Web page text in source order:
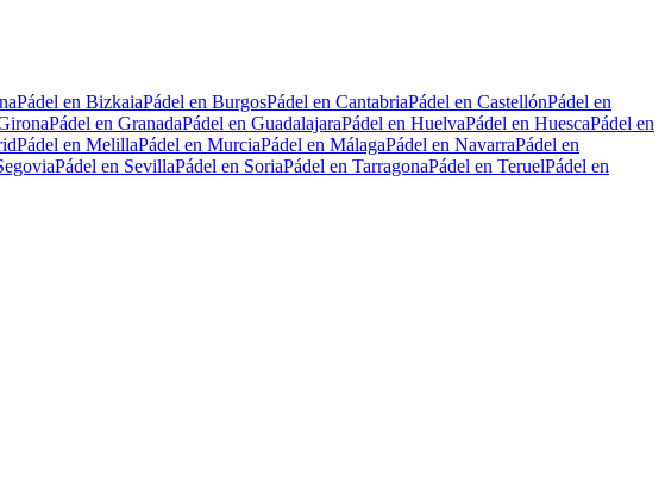
Pádel en BizkaiaPádel en BurgosPádel en CantabriaPádel en CastellónPádel en
Pádel en GranadaPádel en GuadalajaraPádel en HuelvaPádel en HuescaPádel en
Pádel en MelillaPádel en MurciaPádel en MálagaPádel en NavarraPádel en
Pádel en SevillaPádel en SoriaPádel en TarragonaPádel en TeruelPádel en